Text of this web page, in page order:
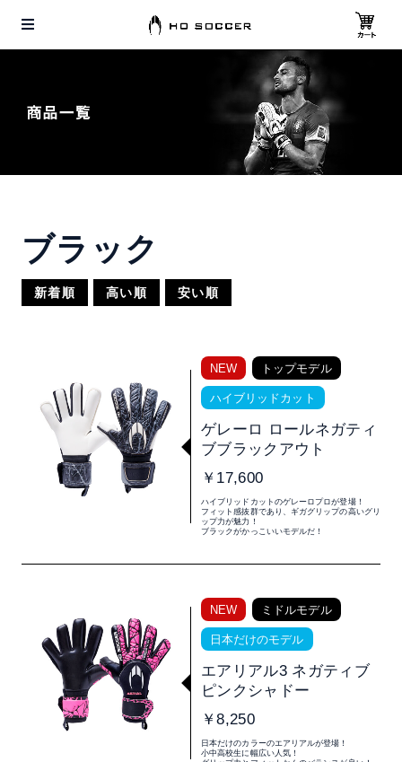
ブラック
新着順 高い順 安い順
NEW トップモデル
ハイブリッドカット
ゲレーロ ロールネガティ
ブブラックアウト
￥17,600
ハイブリッドカットのゲレーロプロが登場！
フィット感抜群であり、ギガグリップの高いグリ
ップ力が魅力！
ブラックがかっこいいモデルだ！
NEW ミドルモデル
日本だけのモデル
エアリアル3 ネガティブ
ピンクシャドー
￥8,250
日本だけのカラーのエアリアルが登場！
小中高校生に幅広い人気！